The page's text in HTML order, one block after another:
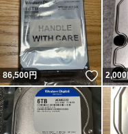
86,500円 いい
2,000